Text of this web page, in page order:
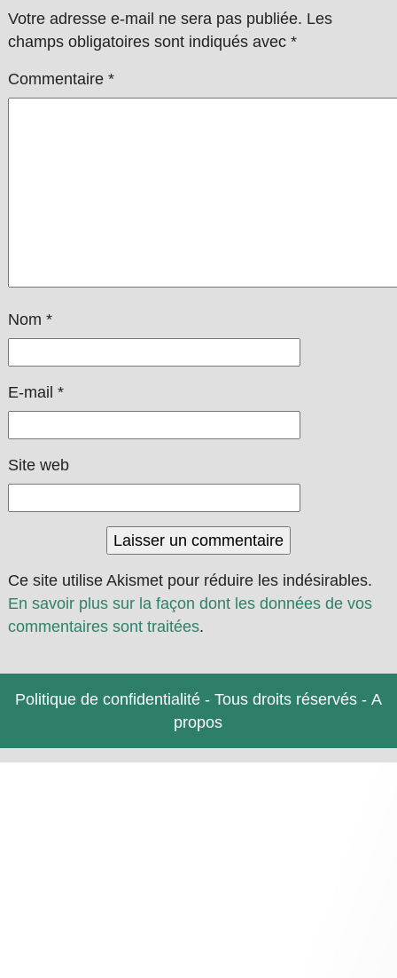
Votre adresse e-mail ne sera pas publiée. Les
champs obligatoires sont indiqués avec *
Commentaire *
Nom *
E-mail *
Site web
Ce site utilise Akismet pour réduire les indésirables.
En savoir plus sur la façon dont les données de vos
commentaires sont traitées.
Politique de confidentialité- Tous droits réservés - A
propos